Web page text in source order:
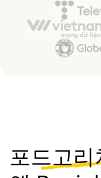
포드고